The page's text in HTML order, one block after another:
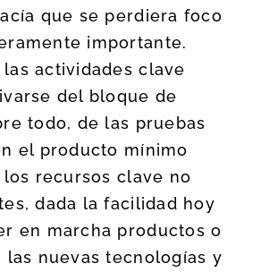
que se perdiera foco
importante.
las actividades clave
del bloque de
todo, de las pruebas
el producto mínimo
recursos clave no
dada la facilidad hoy
en marcha productos o
las nuevas tecnologías y